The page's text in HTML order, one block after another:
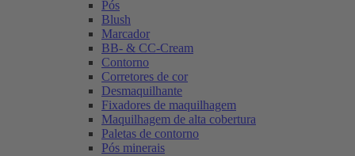
Pós
Blush
Marcador
BB- & CC-Cream
Contorno
Corretores de cor
Desmaquilhante
Fixadores de maquilhagem
Maquilhagem de alta cobertura
Paletas de contorno
Pós minerais